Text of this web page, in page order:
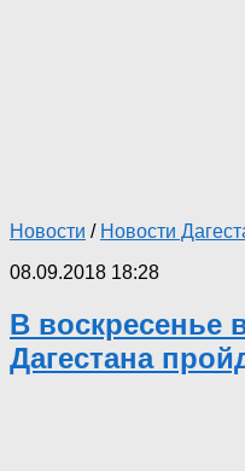
Новости / Новости
08.09.2018 18:28
В воскресенье
Дагестана